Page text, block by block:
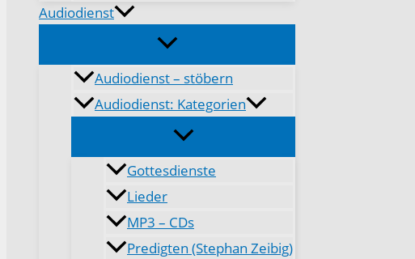
Audiodienst
Audiodienst – stöbern
Audiodienst: Kategorien
Gottesdienste
Lieder
MP3 – CDs
Predigten (Stephan Zeibig)